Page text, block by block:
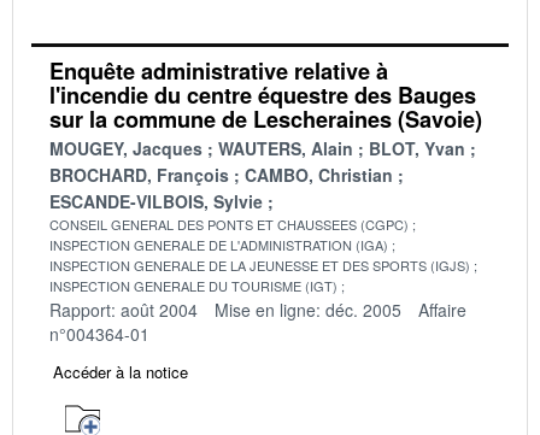
Enquête administrative relative à
l'incendie du centre équestre des Bauges
sur la commune de Lescheraines (Savoie)
MOUGEY, Jacques WAUTERS, Alain
BLOT, Yvan
BROCHARD, François
CAMBO, Christian
ESCANDE-VILBOIS, Sylvie
CONSEIL GENERAL DES PONTS ET CHAUSSEES (CGPC)
INSPECTION GENERALE DE L'ADMINISTRATION (IGA)
INSPECTION GENERALE DE LA JEUNESSE ET DES SPORTS (IGJS)
INSPECTION GENERALE DU TOURISME (IGT)
Rapport: août 2004 Mise en ligne: déc. 2005
Affaire
n°004364-01
Accéder à la notice